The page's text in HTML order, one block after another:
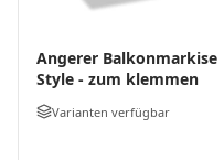
Angerer Balkonmarkise
Style - zum klemmen
Varianten verfügbar